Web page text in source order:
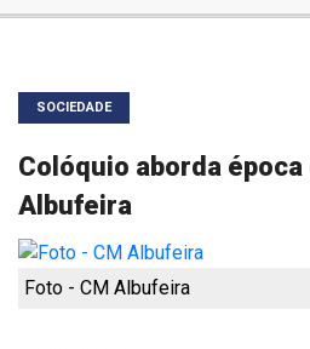
SOCIEDADE
Colóquio aborda
Albufeira
Foto - CM Albufeira